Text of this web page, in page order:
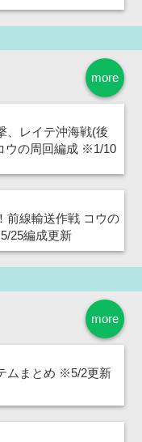
more
、レイテ沖海戦(後
ウの周回編成 ※1/10
前線輸送作戦 コウの
25編成更新
more
ムまとめ ※5/2更新